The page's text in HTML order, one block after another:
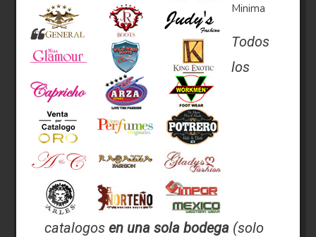
Minima
Todos
los
catalogosen una sola bodega (solo